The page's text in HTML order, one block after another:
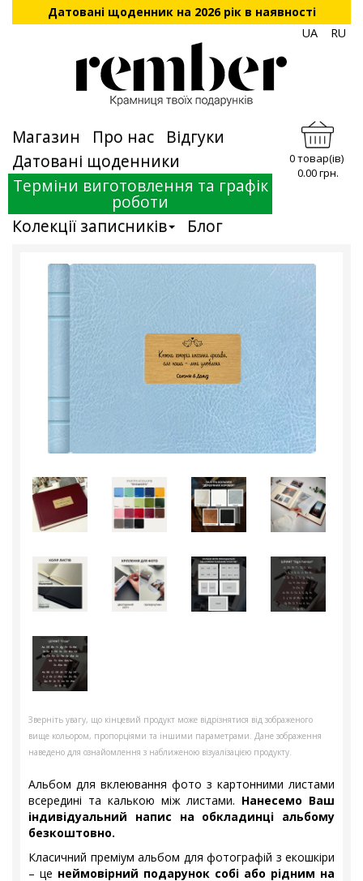
Датовані щоденник на 2026 рік в наявності
UA
RU
Магазин Про нас
Відгуки
Датовані щоденники
Терміни виготовлення та графік
роботи
Колекції записників
Блог
0 товар(ів)
0.00 грн.
Зверніть увагу, що кінцевий продукт може відрізнятися від зображеного
вище кольором, пропорціями та іншими параметрами. Дане зображення
наведено для ознайомлення з наближеною візуалізацією продукту.
Альбом для вклеювання фото з картонними листами
всередині та калькою між листами. Нанесемо Ваш
індивідуальний напис на обкладинці альбому
безкоштовно.
Класичний преміум альбом для фотографій з екошкіри
– це неймовірний подарунок собі або рідним на